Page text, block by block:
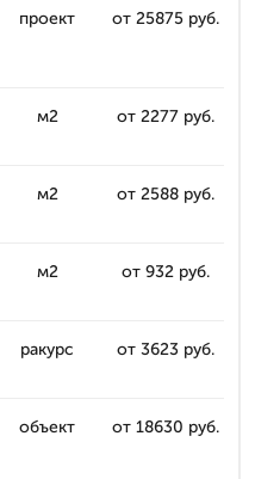
проект от 25875 руб.
м2 от 2277 руб.
м2 от 2588 руб.
м2 от 932 руб.
ракурс от 3623 руб.
объект от 18630 руб.